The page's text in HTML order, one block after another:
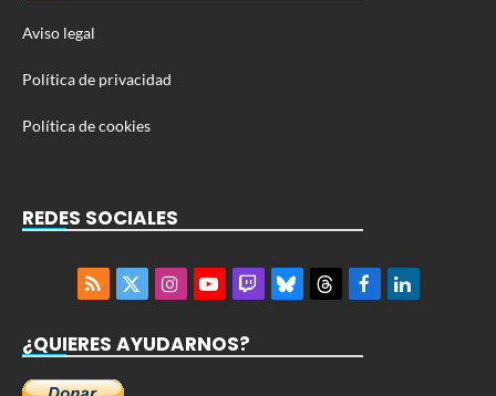
Aviso legal
Política de privacidad
Política de cookies
REDES SOCIALES
RSS
X
InstagramYouTubeTwitchBlueskyThreadsFacebookLinkedIn
¿QUIERES AYUDARNOS?